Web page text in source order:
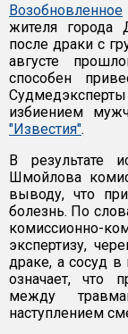
Возобновленное
жителя города
после драки с
августе
способен
избиением
"Известия".
В результате
Шмойлова
выводу, что
болезнь. По
комиссионно-
экспертизу,
драке, а сосуд в
означает, что
между
наступлением